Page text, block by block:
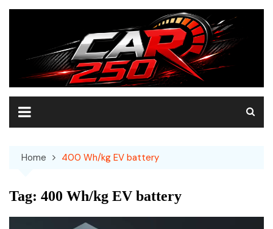
Skip
Home 400 Wh/kg EV battery
Tag: 400 Wh/kg EV battery